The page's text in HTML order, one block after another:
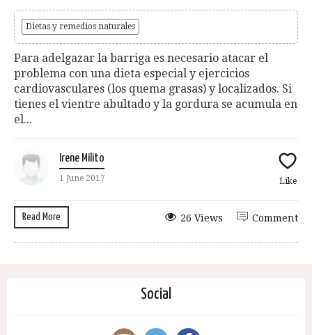
Dietas y remedios naturales
Para adelgazar la barriga es necesario atacar el
problema con una dieta especial y ejercicios
cardiovasculares (los quema grasas) y localizados. Si
tienes el vientre abultado y la gordura se acumula en
el...
Irene Milito
1 June 2017 Like
Read More Comment
26 Views
Social